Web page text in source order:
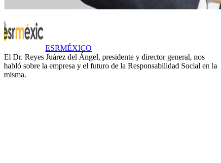
ESRMÉXICO
El Dr. Reyes Juárez del Ángel, presidente y director general, nos
habló sobre la empresa y el futuro de la Responsabilidad Social en la
misma.